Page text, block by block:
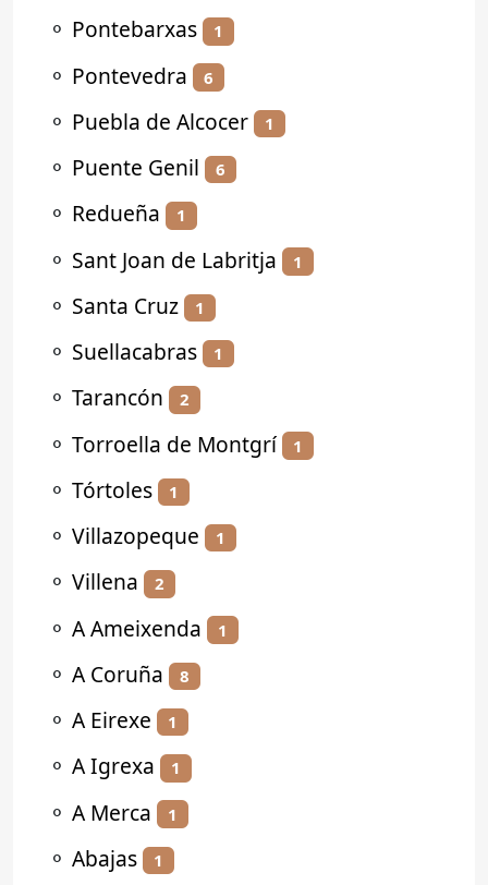
⚬ Pontebarxas 1
⚬ Pontevedra 6
⚬ Puebla de Alcocer 1
⚬ Puente Genil 6
⚬ Redueña 1
⚬ Sant Joan de Labritja 1
⚬ Santa Cruz 1
⚬ Suellacabras 1
⚬ Tarancón 2
⚬ Torroella de Montgrí 1
⚬ Tórtoles 1
⚬ Villazopeque 1
⚬ Villena 2
⚬ A Ameixenda 1
⚬ A Coruña 8
⚬ A Eirexe 1
⚬ A Igrexa 1
⚬ A Merca 1
⚬ Abajas 1